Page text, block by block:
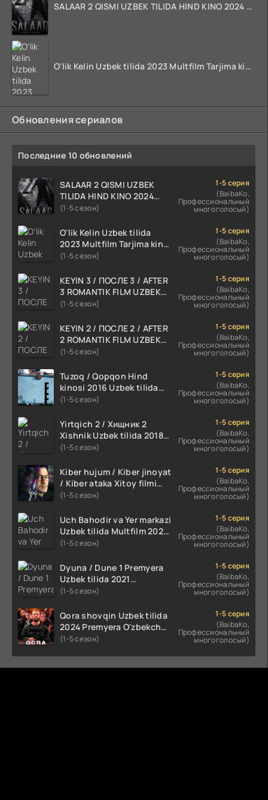
SALAAR 2 QISMI UZBEK TILIDA HIND KINO 2024 TARJIMA 720p HD Skachat
O'lik Kelin Uzbek tilida 2023 Multfilm Tarjima kino skachat
Обновления сериалов
Последние 10 обновлений
SALAAR 2 QISMI UZBEK
TILIDA HIND KINO 2024
TARJIMA 720p HD Skachat
(1-5 сезон)
1-5 серия
(BaibaKo,
Профессиональный
многоголосый)
O'lik Kelin Uzbek tilida
2023 Multfilm Tarjima kino
skachat
(1-5 сезон)
1-5 серия
(BaibaKo,
Профессиональный
многоголосый)
KEYIN 3 / ПОСЛЕ 3 / AFTER
3 ROMANTIK FILM UZBEK
TILIDA 2021 TARJIMA FILM
(1-5 сезон)
1-5 серия
(BaibaKo,
Профессиональный
многоголосый)
KEYIN 2 / ПОСЛЕ 2 / AFTER
2 ROMANTIK FILM UZBEK
TILIDA 2020 TARJIMA FILM
(1-5 сезон)
1-5 серия
(BaibaKo,
Профессиональный
многоголосый)
Tuzoq / Qopqon Hind
kinosi 2016 Uzbek tilida
tarjima film HD
(1-5 сезон)
1-5 серия
(BaibaKo,
Профессиональный
многоголосый)
Yirtqich 2 / Хищник 2
Xishnik Uzbek tilida 2018-
2024 O'zbekcha tarjima
(1-5 сезон)
1-5 серия
(BaibaKo,
Профессиональный
многоголосый)
Kiber hujum / Kiber jinoyat
/ Kiber ataka Xitoy filmi
Uzbek tilida O'zbekcha
HD skachat
(1-5 сезон)
1-5 серия
(BaibaKo,
Профессиональный
многоголосый)
Uch Bahodir va Yer markazi
Uzbek tilida Multfilm 2025
tarjima HD skachat
(1-5 сезон)
1-5 серия
(BaibaKo,
Профессиональный
многоголосый)
Dyuna / Dune 1 Premyera
Uzbek tilida 2021
O'zbekcha tarjima kino HD
(1-5 сезон)
1-5 серия
(BaibaKo,
Профессиональный
многоголосый)
Qora shovqin Uzbek tilida
2024 Premyera O'zbekcha
tarjima kino HD skachat
(1-5 сезон)
1-5 серия
(BaibaKo,
Профессиональный
многоголосый)